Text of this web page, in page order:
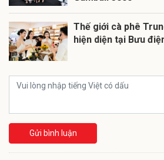
Thế giới cà phê
hiện diện tại Bưu
Gửi bình luận